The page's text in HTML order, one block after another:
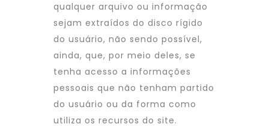
qualquer arquivo ou informação
sejam extraídos do disco rígido
do usuário, não sendo possível,
ainda, que, por meio deles, se
tenha acesso a informações
pessoais que não tenham partido
do usuário ou da forma como
utiliza os recursos do site.